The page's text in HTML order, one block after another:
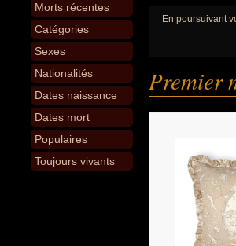
Morts récentes
Catégories
Sexes
Nationalités
Dates naissance
Dates mort
Populaires
Toujours vivants
En poursuivant
Premier